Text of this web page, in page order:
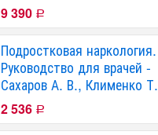
9 390 Р
Подростковая наркология.
Руководство для врачей -
Сахаров А. В., Клименко
2 536 Р